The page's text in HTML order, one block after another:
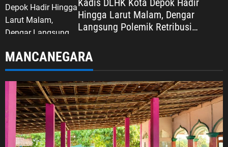
Kadis DLHK Kota Depok Hadir
Hingga Larut Malam, Dengar
Langsung Polemik Retribusi
MANCANEGARA